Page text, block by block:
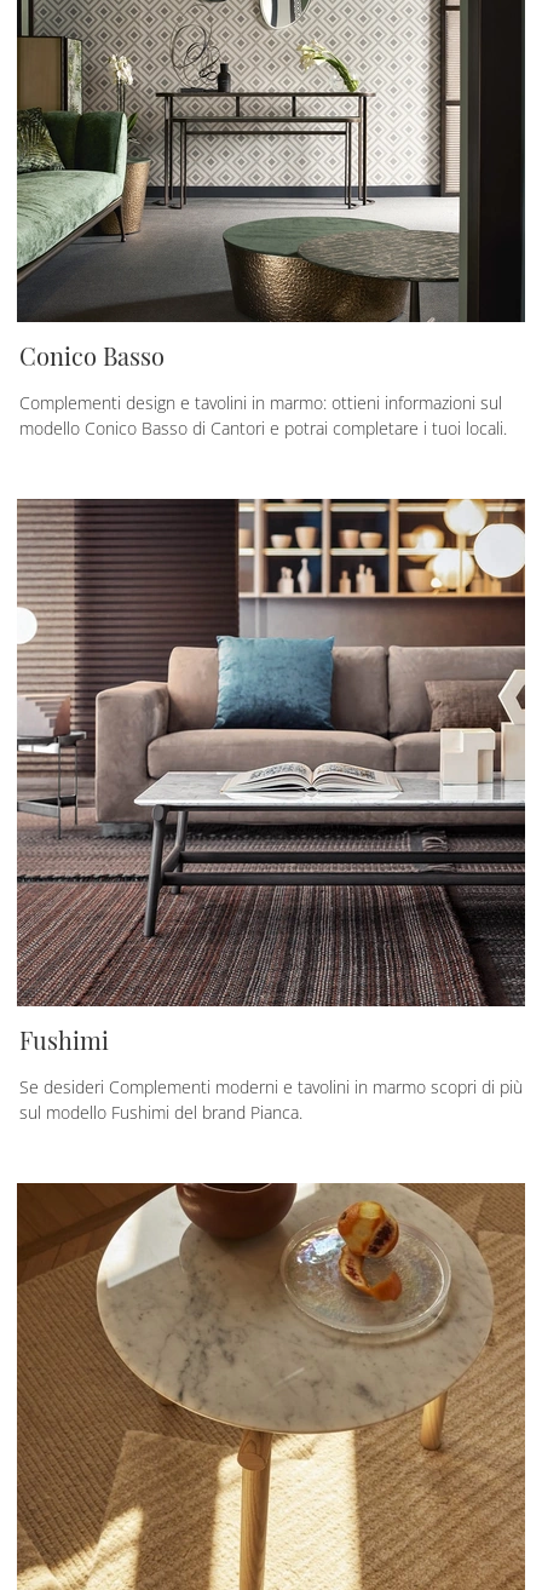
Conico Basso
Complementi design e tavolini in marmo: ottieni informazioni sul
modello Conico Basso di Cantori e potrai completare i tuoi locali.
Fushimi
Se desideri Complementi moderni e tavolini in marmo scopri di più
sul modello Fushimi del brand Pianca.